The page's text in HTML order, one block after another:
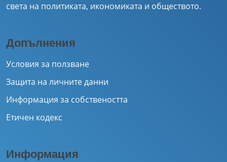
света на политиката, икономиката и обществото.
Допълнения
Условия за ползване
Защита на личните данни
Информация за собствеността
Етичен кодекс
Информация